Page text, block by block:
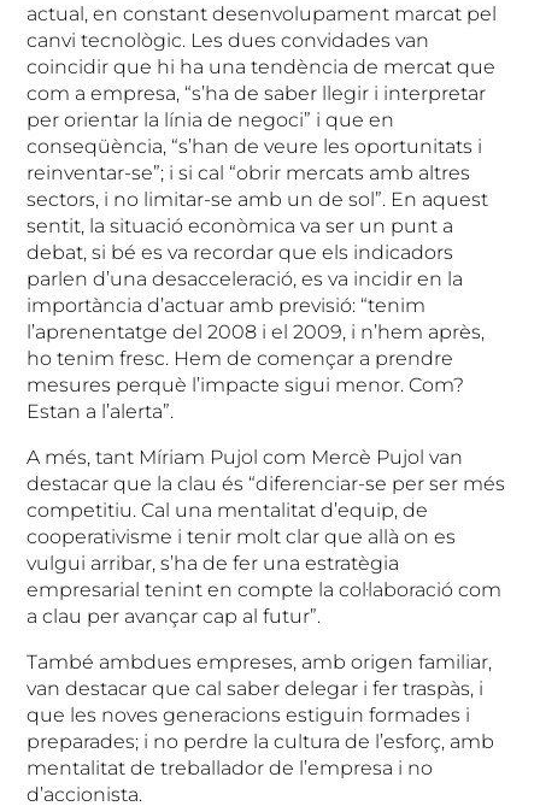
actual, en constant desenvolupament marcat pel
canvi tecnològic. Les dues convidades van
coincidir que hi ha una tendència de mercat que
com a empresa, “s’ha de saber llegir i interpretar
per orientar la línia de negoci” i que en
conseqüència, “s’han de veure les oportunitats i
reinventar-se”; i si cal “obrir mercats amb altres
sectors, i no limitar-se amb un de sol”. En aquest
sentit, la situació econòmica va ser un punt a
debat, si bé es va recordar que els indicadors
parlen d’una desacceleració, es va incidir en la
importància d’actuar amb previsió: “tenim
l’aprenentatge del 2008 i el 2009, i n’hem après,
ho tenim fresc. Hem de començar a prendre
mesures perquè l’impacte sigui menor. Com?
Estan a l’alerta”.
A més, tant Míriam Pujol com Mercè Pujol van
destacar que la clau és “diferenciar-se per ser més
competitiu. Cal una mentalitat d’equip, de
cooperativisme i tenir molt clar que allà on es
vulgui arribar, s’ha de fer una estratègia
empresarial tenint en compte la col·laboració com
a clau per avançar cap al futur”.
També ambdues empreses, amb origen familiar,
van destacar que cal saber delegar i fer traspàs, i
que les noves generacions estiguin formades i
preparades; i no perdre la cultura de l’esforç, amb
mentalitat de treballador de l’empresa i no
d’accionista.